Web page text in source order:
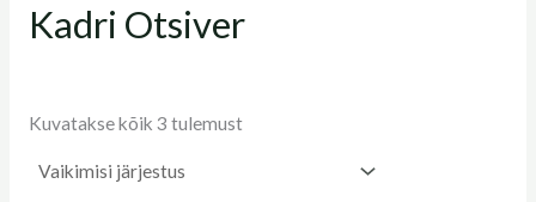
Kadri Otsiver
Kuvatakse kõik 3 tulemust